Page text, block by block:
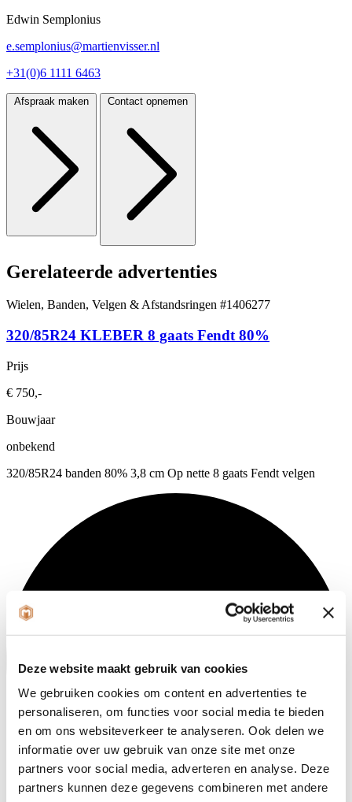
Deze website maakt gebruik van cookies
We gebruiken cookies om content en advertenties te
personaliseren, om functies voor social media te bieden
en om ons websiteverkeer te analyseren. Ook delen we
informatie over uw gebruik van onze site met onze
partners voor social media, adverteren en analyse. Deze
partners kunnen deze gegevens combineren met andere
Edwin Semplonius
e.semplonius@martienvisser.nl
+31(0)6 1111 6463
Afspraak maken Contact opnemen
Gerelateerde advertenties
Wielen, Banden, Velgen & Afstandsringen #1406277
320/85R24 KLEBER 8 gaats Fendt 80%
Prijs
€ 750,-
Bouwjaar
onbekend
320/85R24 banden 80% 3,8 cm Op nette 8 gaats Fendt velgen